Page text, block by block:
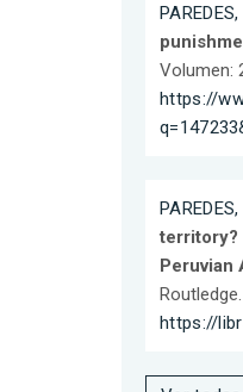
Volumen:
https://
territory?
Peruvian
https://